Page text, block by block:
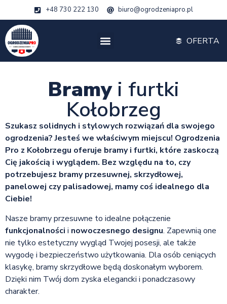
+48 730 222 130 biuro@ogrodzeniapro.pl
OFERTA
Bramy i furtki
Kołobrzeg
Szukasz solidnych i stylowych rozwiązań dla swojego
ogrodzenia? Jesteś we właściwym miejscu! Ogrodzenia
Pro z Kołobrzegu oferuje bramy i furtki, które zaskoczą
Cię jakością i wyglądem. Bez względu na to, czy
potrzebujesz bramy przesuwnej, skrzydłowej,
panelowej czy palisadowej, mamy coś idealnego dla
Ciebie!
Nasze bramy przesuwne to idealne połączenie
funkcjonalności i nowoczesnego designu. Zapewnią one
nie tylko estetyczny wygląd Twojej posesji, ale także
wygodę i bezpieczeństwo użytkowania. Dla osób ceniących
klasykę, bramy skrzydłowe będą doskonałym wyborem.
Dzięki nim Twój dom zyska elegancki i ponadczasowy
charakter.